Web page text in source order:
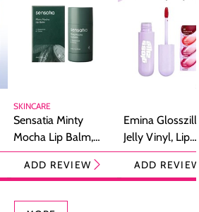
SKINCARE
Sensatia Minty
Mocha Lip Balm,
Pelembap Bibir
dengan Aroma
ADD REVIEW
Emina
Jelly Vinyl, Lip
Cream Glossy
Ringan
ADD